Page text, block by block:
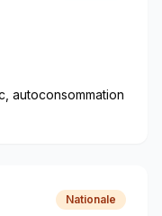
autoconsommation
Nationale